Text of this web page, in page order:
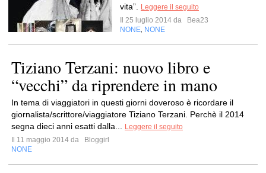
vita”.
Leggere il seguito
Il 25 luglio 2014 da
Bea23
NONE NONE
Tiziano Terzani: nuovo libro e
“vecchi” da riprendere in mano
In tema di viaggiatori in questi giorni doveroso è ricordare il
giornalista/scrittore/viaggiatore Tiziano Terzani. Perchè il 2014
segna dieci anni esatti dalla...
Leggere il seguito
Il 11 maggio 2014 da
Bloggirl
NONE